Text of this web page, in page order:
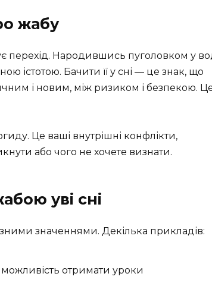
жабу
перехід. Народившись пуголовком у
істотою. Бачити її у сні — це знак, що
і новим, між ризиком і безпекою.
Це ваші внутрішні конфлікти,
або чого не хочете визнати.
уві сні
значеннями. Декілька прикладів:
можливість отримати уроки